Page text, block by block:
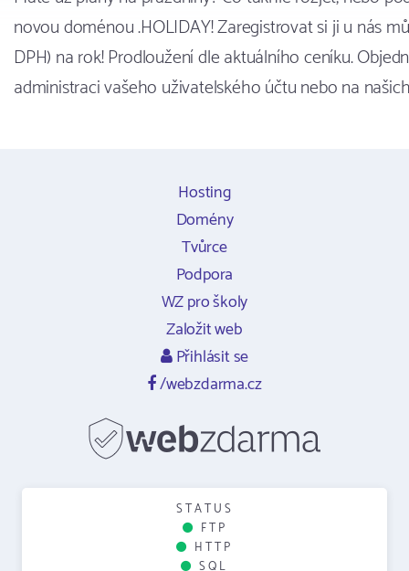
novou doménou .HOLIDAY! Zaregistrovat si ji u nás
DPH) na rok! Prodloužení dle aktuálního ceníku.
administraci vašeho uživatelského účtu nebo na
Hosting
Domény
Tvůrce
Podpora
WZ pro školy
Založit web
Přihlásit se
/webzdarma.cz
STATUS
FTP
HTTP
SQL